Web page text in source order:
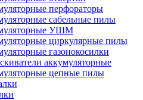
перфораторы
сабельные пилы
УШМ
циркулярные пилы
газонокосилки
аккумуляторные
цепные пилы